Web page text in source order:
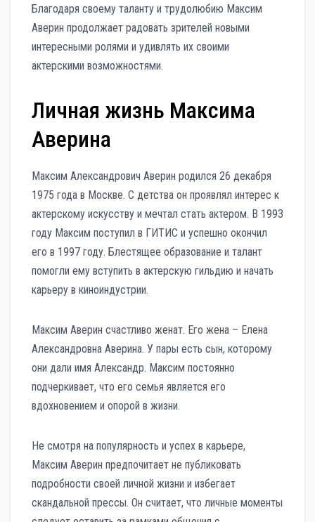
Благодаря своему таланту и трудолюбию Максим
Аверин продолжает радовать зрителей новыми
интересными ролями и удивлять их своими
актерскими возможностями.
Личная жизнь Максима
Аверина
Максим Александрович Аверин родился 26 декабря
1975 года в Москве. С детства он проявлял интерес к
актерскому искусству и мечтал стать актером. В 1993
году Максим поступил в ГИТИС и успешно окончил
его в 1997 году. Блестящее образование и талант
помогли ему вступить в актерскую гильдию и начать
карьеру в киноиндустрии.
Максим Аверин счастливо женат. Его жена – Елена
Александровна Аверина. У пары есть сын, которому
они дали имя Александр. Максим постоянно
подчеркивает, что его семья является его
вдохновением и опорой в жизни.
Не смотря на популярность и успех в карьере,
Максим Аверин предпочитает не публиковать
подробности своей личной жизни и избегает
скандальной прессы. Он считает, что личные моменты